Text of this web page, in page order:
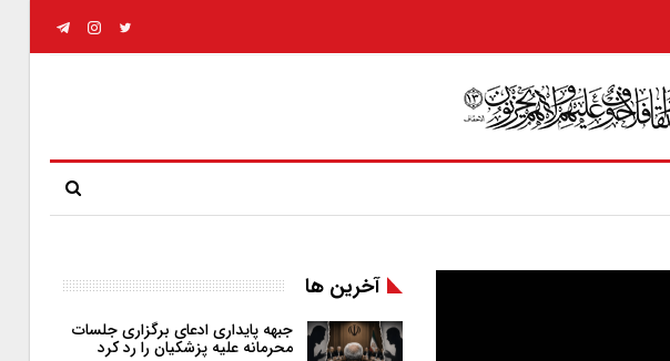
آخرین ها
جبهه پایداری ادعای برگزاری جلسات
محرمانه علیه پزشکیان را رد کرد